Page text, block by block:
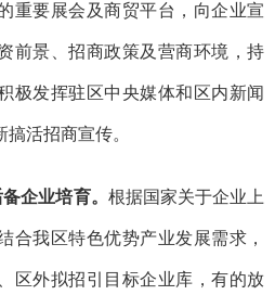
重要展会及商贸平台，向企业宣
前景、招商政策及营商环境，持
极发挥驻区中央媒体和区内新闻
活招商宣传。
企业培育。 根据国家关于企业上
合我区特色优势产业发展需求，
区外拟招引目标企业库，有的放